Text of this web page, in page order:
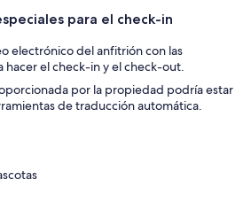
para el check-in
electrónico del anfitrión con las
hacer el check-in y el check-out.
por la propiedad podría estar
de traducción automática.